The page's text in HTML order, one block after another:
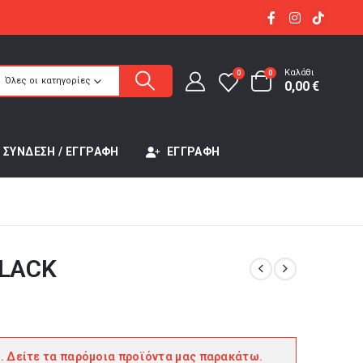
Όλες οι κατηγορίες
0 0 Καλάθι
0,00€
ΣΎΝΔΕΣΗ / ΕΓΓΡΑΦΉ ΕΓΓΡΑΦΉ
Δείτε τα παρόμοια προϊόντα μας παρακάτω.